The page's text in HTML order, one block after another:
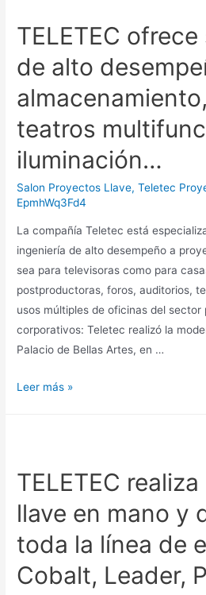
TELETEC
de alto
teatros
iluminación…
Salon Proyectos Llave,Teletec
EpmhWq3Fd4
La compañía Teletec está
ingeniería de alto desempeño a
sea para televisoras como para
postproductoras, foros, auditorios,
usos múltiples de oficinas del sector
corporativos: Teletec realizó la
Palacio de Bellas Artes, en …
Leer más »
TELETEC
llave en mano y
toda la línea de
Cobalt, Leader,